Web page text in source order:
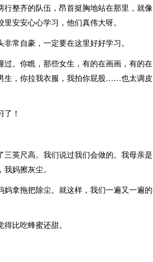
整齐的队伍，昂首挺胸地站在那里，就像
安安心心学习，他们真伟大呀。
常自豪，一定要在这里好好学习。
。你瞧，那些女生，有的在画画，有的在
生，你拉我衣服，我拍你屁股……也太调皮
！
英尺高。我们说过我们会做的。我母亲是
妈擦灰尘。
拿拖把除尘。就这样，我们一遍又一遍的
比吃蜂蜜还甜。